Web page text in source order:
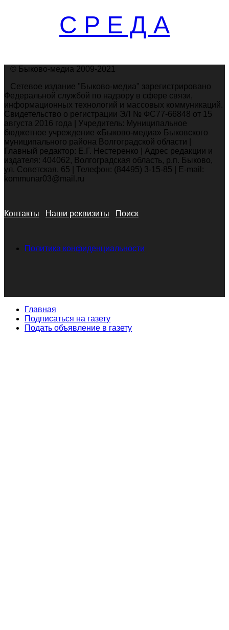
С Р Е Д А
© Быково-медиа 2009-2021
Сетевое издание "Быково-медиа" зарегистрировано
Федеральной службой по надзору в сфере связи,
информационных технологий и массовых коммуникаций.
Свидетельство о регистрации ЭЛ № ФС77-66848 от 15
августа 2016 года | Учредитель: Муниципальное
бюджетное учреждение «Быково-медиа» Быковского
муниципального района Волгоградской области |
Главный редактор: Е.Г. Нестеренко | Адрес редакции и
издателя: 404062, Волгоградская область, р.п. Быково,
ул. Советская, 65 | Телефон: (84495) 3-15-85 | E-mail:
kommunar03@mail.ru
Контакты Наши реквизиты Поиск
Политика конфиденциальности
Главная
Подписаться на газету
Подать объявление в газету